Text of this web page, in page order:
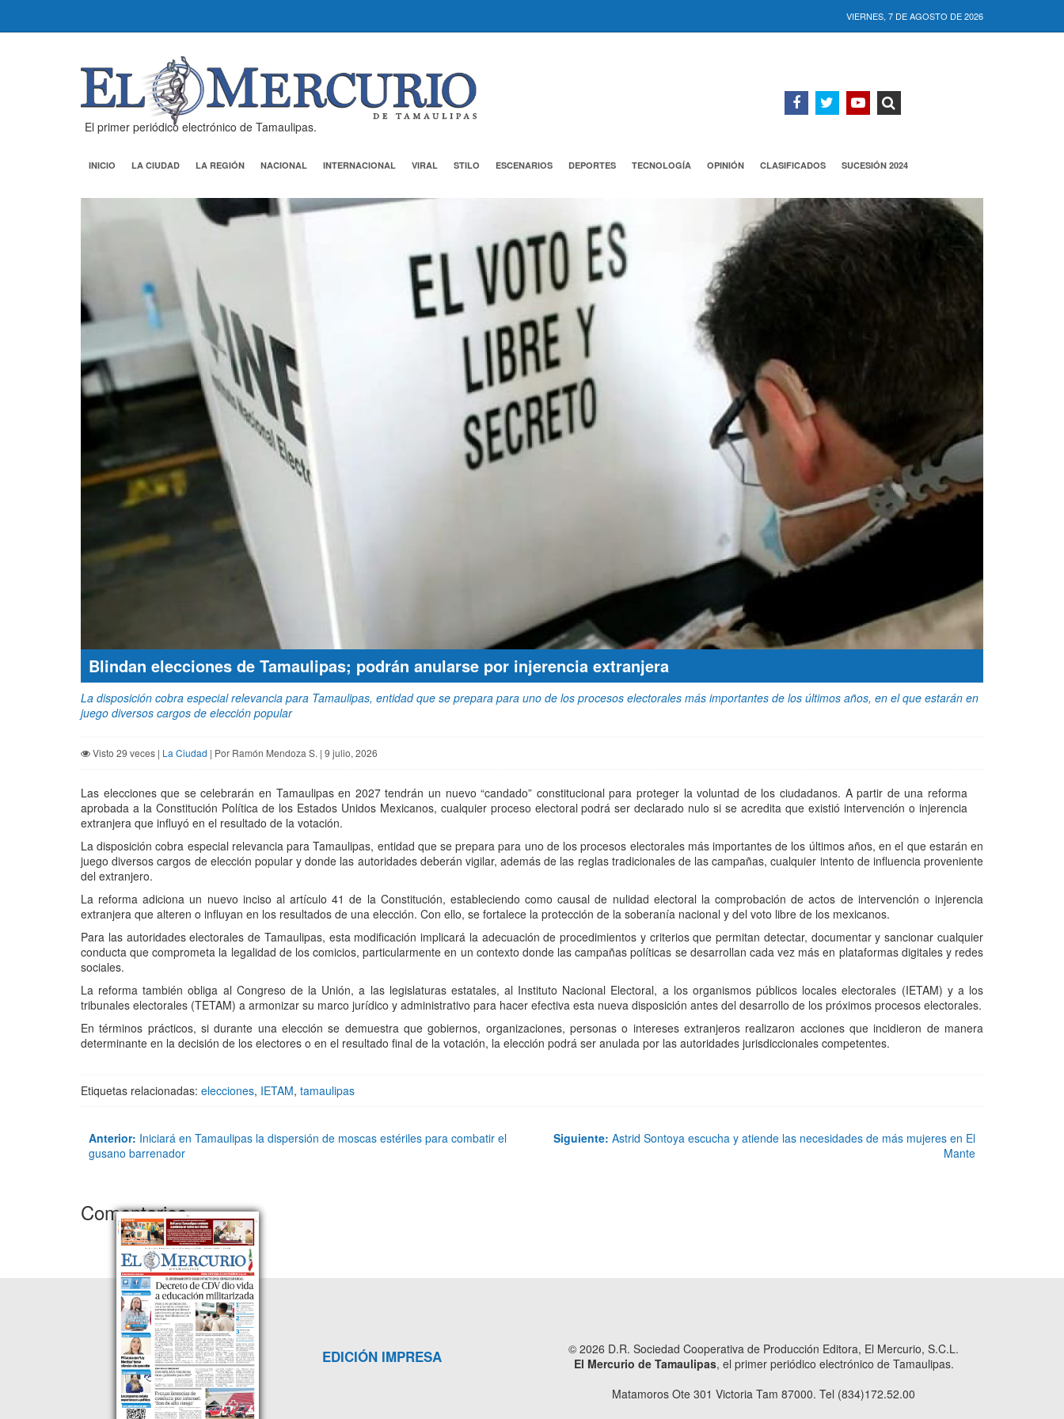
VIERNES, 7 DE AGOSTO DE 2026
El primer periódico electrónico de Tamaulipas.
INICIO LA CIUDAD LA REGIÓN NACIONAL INTERNACIONAL VIRAL STILO ESCENARIOS DEPORTES TECNOLOGÍA OPINIÓN CLASIFICADOS SUCESIÓN 2024
Blindan elecciones de Tamaulipas; podrán anularse por injerencia extranjera
La disposición cobra especial relevancia para Tamaulipas, entidad que se prepara para uno de los procesos electorales más importantes de los últimos años, en el que estarán en
juego diversos cargos de elección popular
Visto 29 veces | La Ciudad | Por Ramón Mendoza S. | 9 julio, 2026
Las elecciones que se celebrarán en Tamaulipas en 2027 tendrán un nuevo “candado” constitucional para proteger la voluntad de los ciudadanos. A partir de una reforma
aprobada a la Constitución Política de los Estados Unidos Mexicanos, cualquier proceso electoral podrá ser declarado nulo si se acredita que existió intervención o injerencia
extranjera que influyó en el resultado de la votación.
La disposición cobra especial relevancia para Tamaulipas, entidad que se prepara para uno de los procesos electorales más importantes de los últimos años, en el que estarán en
juego diversos cargos de elección popular y donde las autoridades deberán vigilar, además de las reglas tradicionales de las campañas, cualquier intento de influencia proveniente
del extranjero.
La reforma adiciona un nuevo inciso al artículo 41 de la Constitución, estableciendo como causal de nulidad electoral la comprobación de actos de intervención o injerencia
extranjera que alteren o influyan en los resultados de una elección. Con ello, se fortalece la protección de la soberanía nacional y del voto libre de los mexicanos.
Para las autoridades electorales de Tamaulipas, esta modificación implicará la adecuación de procedimientos y criterios que permitan detectar, documentar y sancionar cualquier
conducta que comprometa la legalidad de los comicios, particularmente en un contexto donde las campañas políticas se desarrollan cada vez más en plataformas digitales y redes
sociales.
La reforma también obliga al Congreso de la Unión, a las legislaturas estatales, al Instituto Nacional Electoral, a los organismos públicos locales electorales (IETAM) y a los
tribunales electorales (TETAM) a armonizar su marco jurídico y administrativo para hacer efectiva esta nueva disposición antes del desarrollo de los próximos procesos electorales.
En términos prácticos, si durante una elección se demuestra que gobiernos, organizaciones, personas o intereses extranjeros realizaron acciones que incidieron de manera
determinante en la decisión de los electores o en el resultado final de la votación, la elección podrá ser anulada por las autoridades jurisdiccionales competentes.
Etiquetas relacionadas: elecciones, IETAM, tamaulipas
Anterior: Iniciará en Tamaulipas la dispersión de moscas estériles para combatir el
gusano barrenador
Siguiente: Astrid Sontoya escucha y atiende las necesidades de más mujeres en El
Mante
Comentarios
EDICIÓN IMPRESA
© 2026 D.R. Sociedad Cooperativa de Producción Editora, El Mercurio, S.C.L.
El Mercurio de Tamaulipas, el primer periódico electrónico de Tamaulipas.
Matamoros Ote 301 Victoria Tam 87000. Tel (834)172.52.00